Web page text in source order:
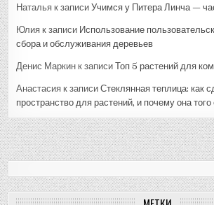
Наталья к записиУчимся у Питера Линча —
Юлия к записи Использование
сбора и обслуживания деревьев
Денис Маркин к записиТоп 5 растений для
Анастасия к записиСтеклянная теплица: как
пространство для растений, и почему она того